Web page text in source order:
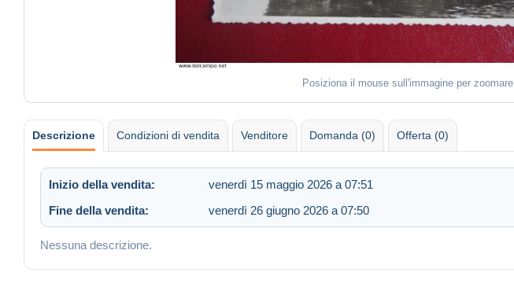
Posiziona il mouse sull'immagine per zoomare
Descrizione Condizioni di vendita Venditore Domanda (0) Offerta (0)
Inizio della vendita: venerdì 15 maggio 2026 a 07:51
Fine della vendita:
venerdì 26 giugno 2026 a 07:50
Nessuna descrizione.